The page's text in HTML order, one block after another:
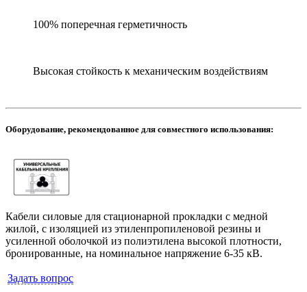
100% поперечная герметичность
Высокая стойкость к механическим воздействиям
Оборудование, рекомендованное для совместного использования:
Кабели силовые для стационарной прокладки с медной
жилой, с изоляцией из этиленпропиленовой резины и
усиленной оболочкой из полиэтилена высокой плотности,
бронированные, на номинальное напряжение 6-35 кВ.
Задать вопрос